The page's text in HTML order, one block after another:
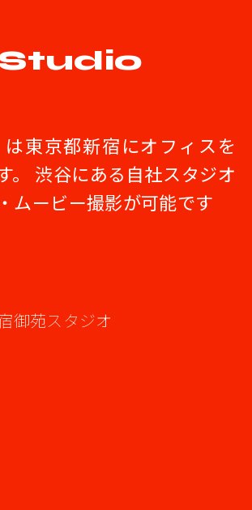
は東京都新宿にオフィスを
。 渋谷にある自社スタジオ
ムービー撮影が可能です
御苑スタジオ